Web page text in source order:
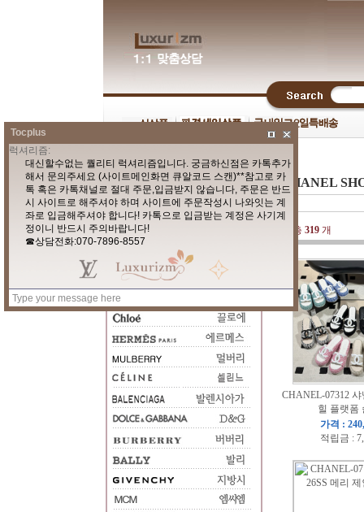
CHANEL
총 319개
CHANEL-07312 샤
힐 플랫폼
가격 :
적립금 :
Tocplus